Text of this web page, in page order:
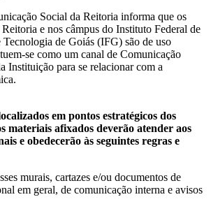
Social da Reitoria informa que os
e nos câmpus do Instituto Federal de
de Goiás (IFG) são de uso
se como um canal de Comunicação
Instituição para se relacionar com a
em pontos estratégicos dos
materiais afixados deverão atender aos
e obedecerão às seguintes regras e
murais, cartazes e/ou documentos de
em geral, de comunicação interna e avisos